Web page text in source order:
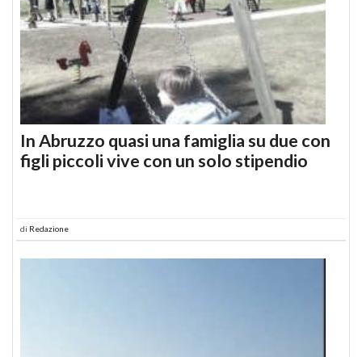
In Abruzzo quasi una famiglia su due con
figli piccoli vive con un solo stipendio
di Redazione